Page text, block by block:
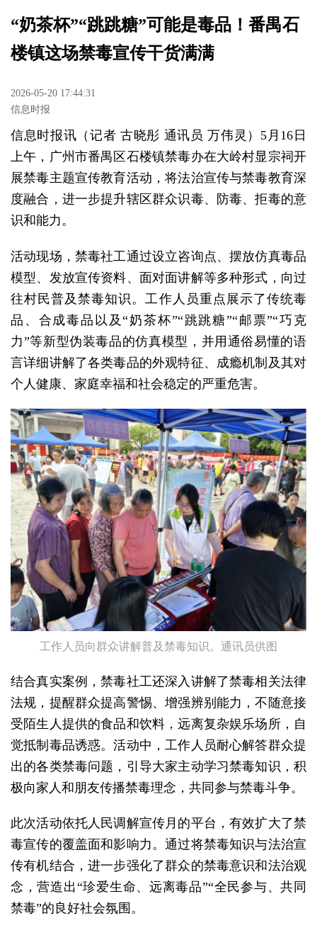
“奶茶杯”“跳跳糖”可能是毒品！番禺石
楼镇这场禁毒宣传干货满满
2026-05-20 17:44:31
信息时报
信息时报讯（记者 古晓彤 通讯员 万伟灵）5月16日
上午，广州市番禺区石楼镇禁毒办在大岭村显宗祠开
展禁毒主题宣传教育活动，将法治宣传与禁毒教育深
度融合，进一步提升辖区群众识毒、防毒、拒毒的意
识和能力。
活动现场，禁毒社工通过设立咨询点、摆放仿真毒品
模型、发放宣传资料、面对面讲解等多种形式，向过
往村民普及禁毒知识。工作人员重点展示了传统毒
品、合成毒品以及“奶茶杯”“跳跳糖”“邮票”“巧克
力”等新型伪装毒品的仿真模型，并用通俗易懂的语
言详细讲解了各类毒品的外观特征、成瘾机制及其对
个人健康、家庭幸福和社会稳定的严重危害。
工作人员向群众讲解普及禁毒知识。通讯员供图
结合真实案例，禁毒社工还深入讲解了禁毒相关法律
法规，提醒群众提高警惕、增强辨别能力，不随意接
受陌生人提供的食品和饮料，远离复杂娱乐场所，自
觉抵制毒品诱惑。活动中，工作人员耐心解答群众提
出的各类禁毒问题，引导大家主动学习禁毒知识，积
极向家人和朋友传播禁毒理念，共同参与禁毒斗争。
此次活动依托人民调解宣传月的平台，有效扩大了禁
毒宣传的覆盖面和影响力。通过将禁毒知识与法治宣
传有机结合，进一步强化了群众的禁毒意识和法治观
念，营造出“珍爱生命、远离毒品”“全民参与、共同
禁毒”的良好社会氛围。